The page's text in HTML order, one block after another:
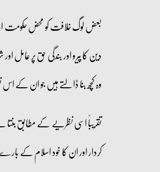
بعض لوگ خلافت کو محض حکومت اور
دین کا پیرو اور بندگی حق پر
وہ کچھ بنا ڈالتے ہیں جو ان کے
تقریباً اسی نظریے کے مطابق
کردار اور ان کا خود اسلام کے